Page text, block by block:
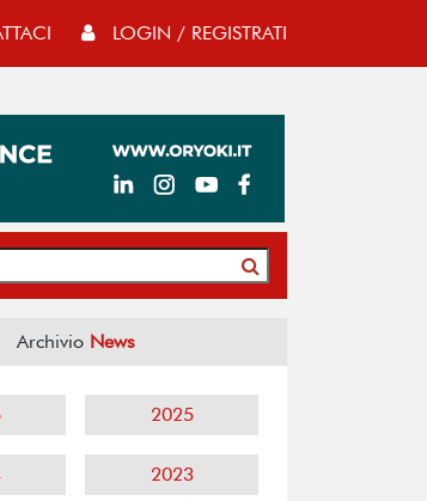
LOGIN / REGISTRATI
Archivio News
2025
2023